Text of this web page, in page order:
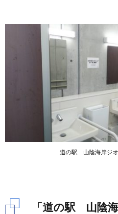
道の駅 山陰海岸ジ
「道の駅 山陰